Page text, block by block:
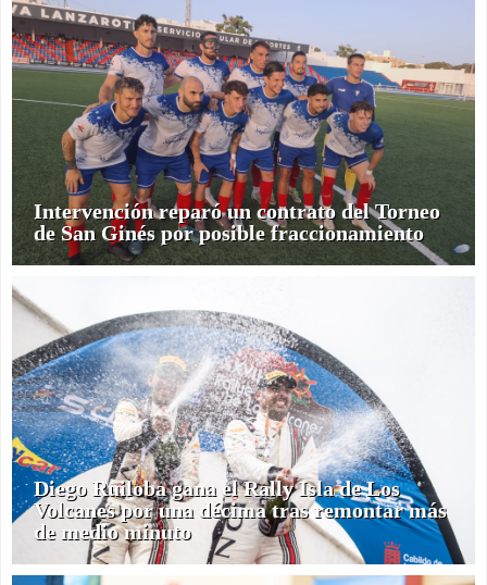
Intervención reparó un contrato del Torneo
de San Ginés por posible fraccionamiento
Diego Ruiloba gana el Rally Isla de Los
Volcanes por una décima tras remontar más
de medio minuto